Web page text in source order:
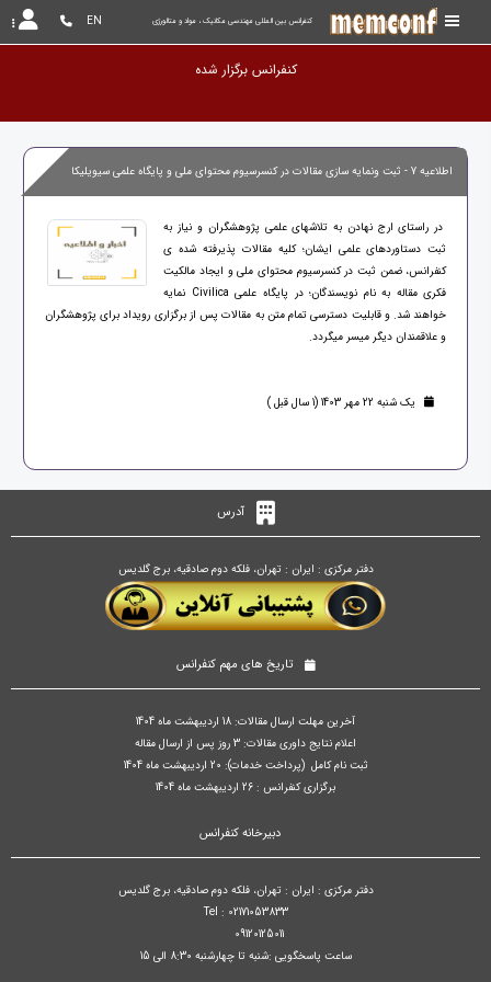
کنفرانس بین المللی مهندسی مکانیک ، مواد و متالورژی EN
کنفرانس برگزار شده و
اطلاعیه 7 - ثبت ونمایه سازی مقالات در کنسرسیوم محتوای ملی و پایگاه علمی سیویلیکا
در راستای ارج نهادن به تلاشهای علمی پژوهشگران و نیاز به
ثبت دستاوردهای علمی ایشان؛ کلیه مقالات پذیرفته شده ی
کنفرانس، ضمن ثبت در کنسرسیوم محتوای ملی و ایجاد مالکیت
فکری مقاله به نام نویسندگان؛ در پایگاه علمی Civilica نمایه
خواهند شد. و قابلیت دسترسی تمام متن به مقالات پس از برگزاری رویداد برای پژوهشگران
و علاقمندان دیگر میسر میگردد.
یک شنبه 22 مهر 1403 (1 سال قبل )
آدرس
دفتر مرکزی : ایران : تهران، فلکه دوم صادقیه، برج گلدیس
تاریخ های مهم کنفرانس
آخرین مهلت ارسال مقالات: 18 اردیبهشت ماه 1404
اعلام نتایج داوری مقالات: 3 روز پس از ارسال مقاله
ثبت نام کامل (پرداخت خدمات): 20 اردیبهشت ماه 1404
برگزاری کنفرانس : 26 اردیبهشت ماه 1404
دبیرخانه کنفرانس
دفتر مرکزی : ایران : تهران، فلکه دوم صادقیه، برج گلدیس
Tel : 02171053833
09120125011
ساعت پاسخگویی :شنبه تا چهارشنبه 8:30 الی 15